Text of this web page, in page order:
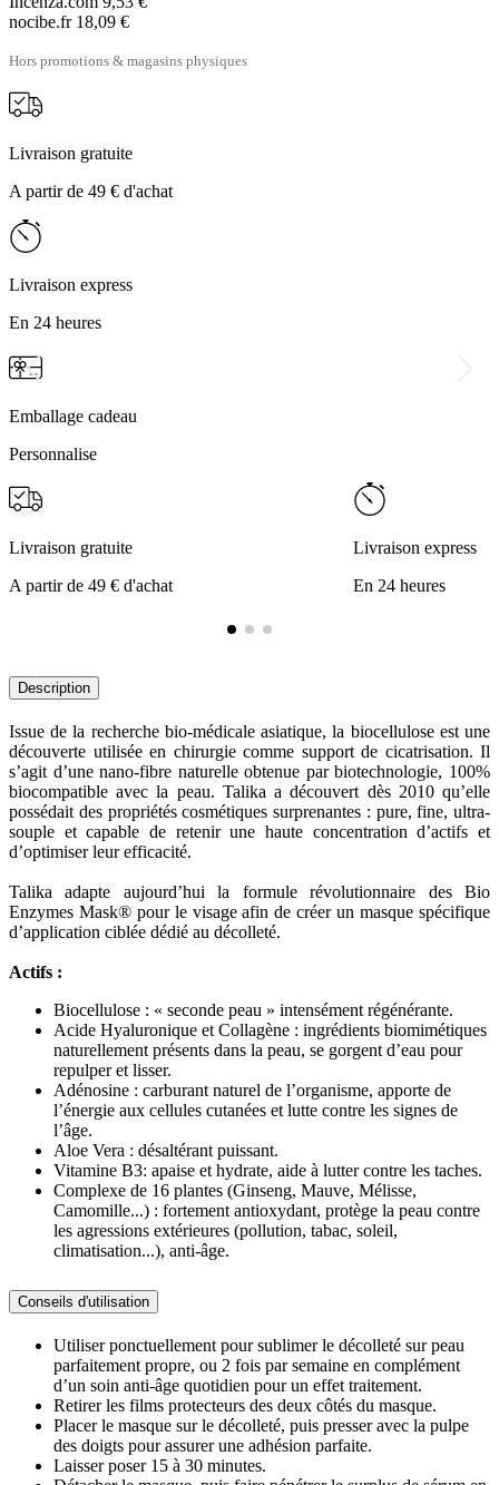
nocibe.fr 18,09 €
Hors promotions & magasins physiques
Livraison gratuite
A partir de 49 € d'achat
Livraison express
En 24 heures
Emballage cadeau
Personnalise
Livraison gratuite
A partir de 49 € d'achat
Livraison express
En 24 heures
Description
Issue de la recherche bio-médicale asiatique, la biocellulose est une
découverte utilisée en chirurgie comme support de cicatrisation. Il
s’agit d’une nano-fibre naturelle obtenue par biotechnologie, 100%
biocompatible avec la peau. Talika a découvert dès 2010 qu’elle
possédait des propriétés cosmétiques surprenantes : pure, fine, ultra-
souple et capable de retenir une haute concentration d’actifs et
d’optimiser leur efficacité.
Talika adapte aujourd’hui la formule révolutionnaire des Bio
Enzymes Mask® pour le visage afin de créer un masque spécifique
d’application ciblée dédié au décolleté.
Actifs :
Biocellulose : « seconde peau » intensément régénérante.
Acide Hyaluronique et Collagène : ingrédients biomimétiques
naturellement présents dans la peau, se gorgent d’eau pour
repulper et lisser.
Adénosine : carburant naturel de l’organisme, apporte de
l’énergie aux cellules cutanées et lutte contre les signes de
l’âge.
Aloe Vera : désaltérant puissant.
Vitamine B3: apaise et hydrate, aide à lutter contre les taches.
Complexe de 16 plantes (Ginseng, Mauve, Mélisse,
Camomille...) : fortement antioxydant, protège la peau contre
les agressions extérieures (pollution, tabac, soleil,
climatisation...), anti-âge.
Conseils d'utilisation
Utiliser ponctuellement pour sublimer le décolleté sur peau
parfaitement propre, ou 2 fois par semaine en complément
d’un soin anti-âge quotidien pour un effet traitement.
Retirer les films protecteurs des deux côtés du masque.
Placer le masque sur le décolleté, puis presser avec la pulpe
des doigts pour assurer une adhésion parfaite.
Laisser poser 15 à 30 minutes.